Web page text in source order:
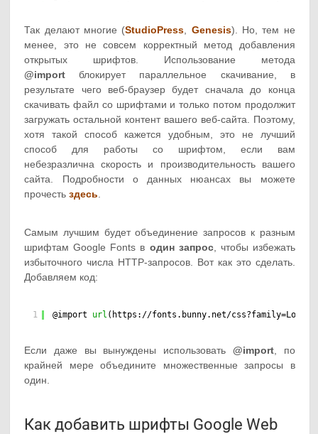
Так делают многие (StudioPress Genesis). Но, тем не
менее, это не совсем корректный метод добавления
открытых шрифтов. Использование метода
@import блокирует параллельное скачивание, в
результате чего веб-браузер будет сначала до конца
скачивать файл со шрифтами и только потом продолжит
загружать остальной контент вашего веб-сайта. Поэтому,
хотя такой способ кажется удобным, это не лучший
способ для работы со шрифтом, если вам
небезразлична скорость и производительность вашего
сайта. Подробности о данных нюансах вы можете
прочестьздесь
Самым лучшим будет объединение запросов к разным
шрифтам Google Fonts в один запрос, чтобы избежать
избыточного числа HTTP-запросов. Вот как это сделать.
Добавляем код:
1 @import url ( https://fonts.bunny.net/css?family=Lora
Если даже вы вынуждены использовать @import, по
крайней мере объедините множественные запросы в
один.
Как добавить шрифты Google Web